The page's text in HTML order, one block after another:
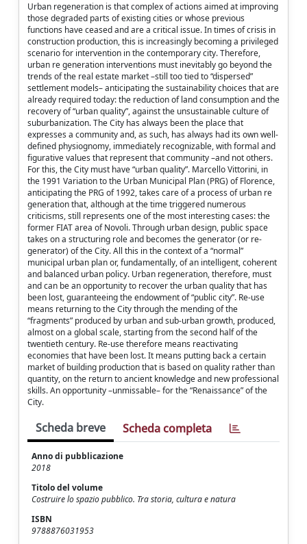
Urban regeneration is that complex of actions aimed at improving
those degraded parts of existing cities or whose previous
functions have ceased and are a critical issue. In times of crisis in
construction production, this is increasingly becoming a privileged
scenario for intervention in the contemporary city. Therefore,
urban re generation interventions must inevitably go beyond the
trends of the real estate market –still too tied to “dispersed”
settlement models– anticipating the sustainability choices that are
already required today: the reduction of land consumption and the
recovery of “urban quality”, against the unsustainable culture of
suburbanization. The City has always been the place that
expresses a community and, as such, has always had its own well-
defined physiognomy, immediately recognizable, with formal and
figurative values that represent that community –and not others.
For this, the City must have “urban quality”. Marcello Vittorini, in
the 1991 Variation to the Urban Municipal Plan (PRG) of Florence,
anticipating the PRG of 1992, takes care of a process of urban re
generation that, although at the time triggered numerous
criticisms, still represents one of the most interesting cases: the
former FIAT area of Novoli. Through urban design, public space
takes on a structuring role and becomes the generator (or re-
generator) of the City. All this in the context of a “normal”
municipal urban plan or, fundamentally, of an intelligent, coherent
and balanced urban policy. Urban regeneration, therefore, must
and can be an opportunity to recover the urban quality that has
been lost, guaranteeing the endowment of “public city”. Re-use
means returning to the City through the mending of the
“fragments” produced by urban and sub-urban growth, produced,
almost on a global scale, starting from the second half of the
twentieth century. Re-use therefore means reactivating
economies that have been lost. It means putting back a certain
market of building production that is based on quality rather than
quantity, on the return to ancient knowledge and new professional
skills. An opportunity –unmissable– for the “Renaissance” of the
City.
Scheda breve Scheda completa
Anno di pubblicazione
2018
Titolo del volume
Costruire lo spazio pubblico. Tra storia, cultura e natura
ISBN
9788876031953